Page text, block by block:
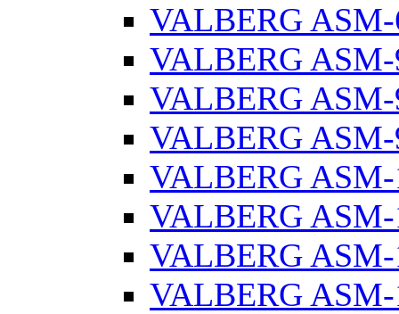
VALBERG
VALBERG
VALBERG
VALBERG
VALBERG
VALBERG
VALBERG
VALBERG